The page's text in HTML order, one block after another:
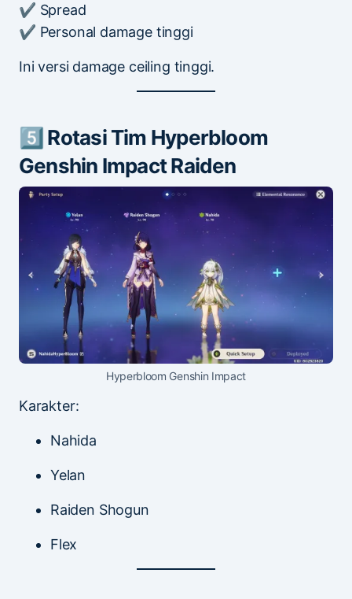
✔ Spread
✔ Personal damage tinggi
Ini versi damage ceiling tinggi.
5️⃣ Rotasi Tim Hyperbloom
Genshin Impact Raiden
Hyperbloom Genshin Impact
Karakter:
Nahida
Yelan
Raiden Shogun
Flex